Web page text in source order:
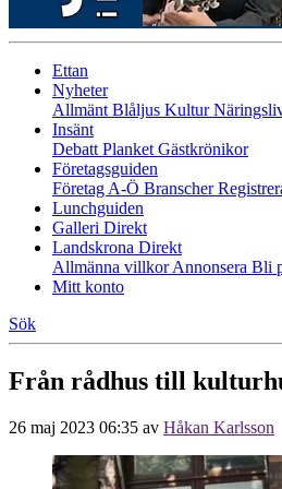
Ettan
Nyheter
Allmänt Blåljus Kultur
Insänt
Debatt Planket Gästkrönikor
Företagsguiden
Företag A-Ö Branscher
Lunchguiden
Galleri Direkt
Landskrona Direkt
Allmänna villkorAnnonsera Bli
Mitt konto
Sök
Från rådhus till
26 maj 2023 06:35 av Håkan Karlsson